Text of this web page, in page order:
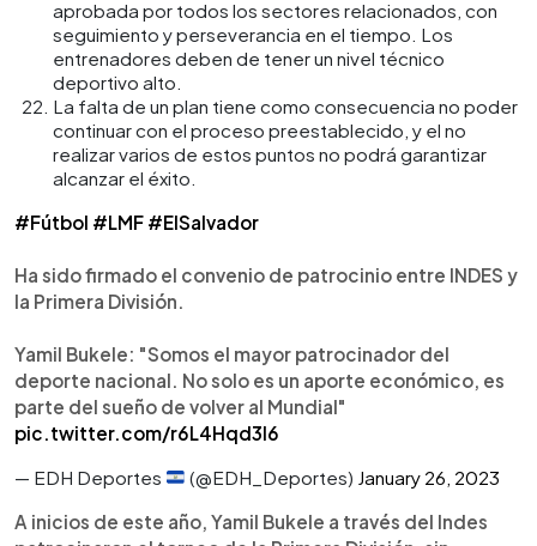
aprobada por todos los sectores relacionados, con
seguimiento y perseverancia en el tiempo. Los
entrenadores deben de tener un nivel técnico
deportivo alto.
La falta de un plan tiene como consecuencia no poder
continuar con el proceso preestablecido, y el no
realizar varios de estos puntos no podrá garantizar
alcanzar el éxito.
#Fútbol #LMF #ElSalvador
Ha sido firmado el convenio de patrocinio entre INDES y
la Primera División.
Yamil Bukele: "Somos el mayor patrocinador del
deporte nacional. No solo es un aporte económico, es
parte del sueño de volver al Mundial"
pic.twitter.com/r6L4Hqd3I6
— EDH Deportes
(@EDH_Deportes) January 26, 2023
A inicios de este año, Yamil Bukele a través del Indes